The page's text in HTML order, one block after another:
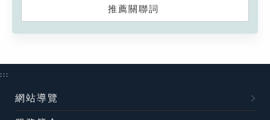
推薦關聯詞
:::
網站導覽